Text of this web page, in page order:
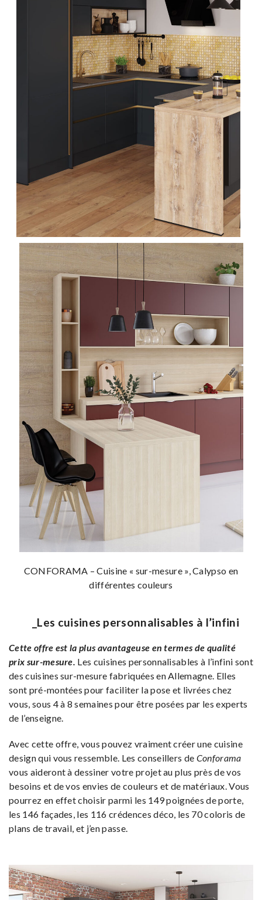
CONFORAMA – Cuisine « sur-mesure », Calypso en
différentes couleurs
_Les cuisines personnalisables à l’infini
Cette offre est la plus avantageuse en termes de qualité
prix sur-mesure. Les cuisines personnalisables à l’infini sont
des cuisines sur-mesure fabriquées en Allemagne. Elles
sont pré-montées pour faciliter la pose et livrées chez
vous, sous 4 à 8 semaines pour être posées par les experts
de l’enseigne.
Avec cette offre, vous pouvez vraiment créer une cuisine
design qui vous ressemble. Les conseillers de Conforama
vous aideront à dessiner votre projet au plus près de vos
besoins et de vos envies de couleurs et de matériaux. Vous
pourrez en effet choisir parmi les 149 poignées de porte,
les 146 façades, les 116 crédences déco, les 70 coloris de
plans de travail, et j’en passe.